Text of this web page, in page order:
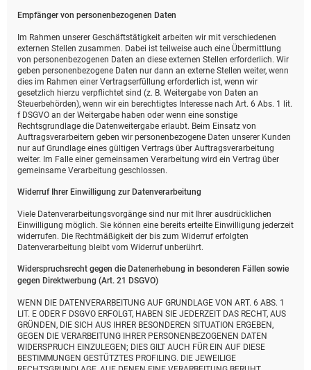
Empfänger von personenbezogenen Daten
Im Rahmen unserer Geschäftstätigkeit arbeiten wir mit verschiedenen
externen Stellen zusammen. Dabei ist teilweise auch eine Übermittlung
von personenbezogenen Daten an diese externen Stellen erforderlich. Wir
geben personenbezogene Daten nur dann an externe Stellen weiter, wenn
dies im Rahmen einer Vertragserfüllung erforderlich ist, wenn wir
gesetzlich hierzu verpflichtet sind (z. B. Weitergabe von Daten an
Steuerbehörden), wenn wir ein berechtigtes Interesse nach Art. 6 Abs. 1 lit.
f DSGVO an der Weitergabe haben oder wenn eine sonstige
Rechtsgrundlage die Datenweitergabe erlaubt. Beim Einsatz von
Auftragsverarbeitern geben wir personenbezogene Daten unserer Kunden
nur auf Grundlage eines gültigen Vertrags über Auftragsverarbeitung
weiter. Im Falle einer gemeinsamen Verarbeitung wird ein Vertrag über
gemeinsame Verarbeitung geschlossen.
Widerruf Ihrer Einwilligung zur Datenverarbeitung
Viele Datenverarbeitungsvorgänge sind nur mit Ihrer ausdrücklichen
Einwilligung möglich. Sie können eine bereits erteilte Einwilligung jederzeit
widerrufen. Die Rechtmäßigkeit der bis zum Widerruf erfolgten
Datenverarbeitung bleibt vom Widerruf unberührt.
Widerspruchsrecht gegen die Datenerhebung in besonderen Fällen sowie
gegen Direktwerbung (Art. 21 DSGVO)
WENN DIE DATENVERARBEITUNG AUF GRUNDLAGE VON ART. 6 ABS. 1
LIT. E ODER F DSGVO ERFOLGT, HABEN SIE JEDERZEIT DAS RECHT, AUS
GRÜNDEN, DIE SICH AUS IHRER BESONDEREN SITUATION ERGEBEN,
GEGEN DIE VERARBEITUNG IHRER PERSONENBEZOGENEN DATEN
WIDERSPRUCH EINZULEGEN; DIES GILT AUCH FÜR EIN AUF DIESE
BESTIMMUNGEN GESTÜTZTES PROFILING. DIE JEWEILIGE